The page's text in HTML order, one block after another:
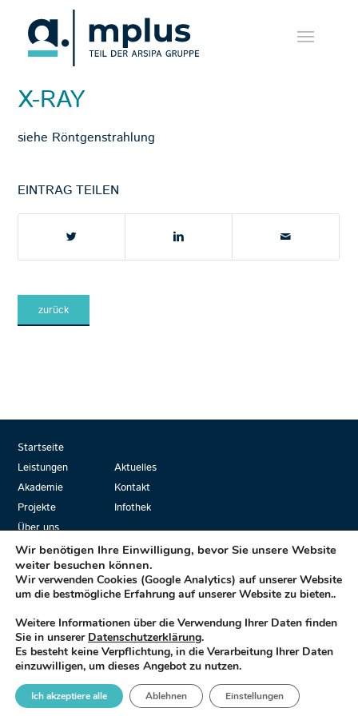
X-RAY
siehe Röntgenstrahlung
EINTRAG TEILEN
zurück
Startseite
Leistungen
Akademie
Projekte
Über uns
Aktuelles
Kontakt
Infothek
Mplus… die Formel für Ihren Erfolg!
M plus Management GmbH
Wir benötigen Ihre Einwilligung, bevor Sie unsere Website
weiter besuchen können.
Wir verwenden Cookies (Google Analytics) auf unserer Website
um die bestmögliche Erfahrung auf unserer Website zu bieten..
Weitere Informationen über die Verwendung Ihrer Daten finden
Sie in unserer Datenschutzerklärung.
Es besteht keine Verpflichtung, in die Verarbeitung Ihrer Daten
einzuwilligen, um dieses Angebot zu nutzen.
Ich akzeptiere alle Ablehnen Einstellungen